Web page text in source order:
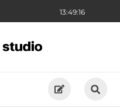
13:49:18